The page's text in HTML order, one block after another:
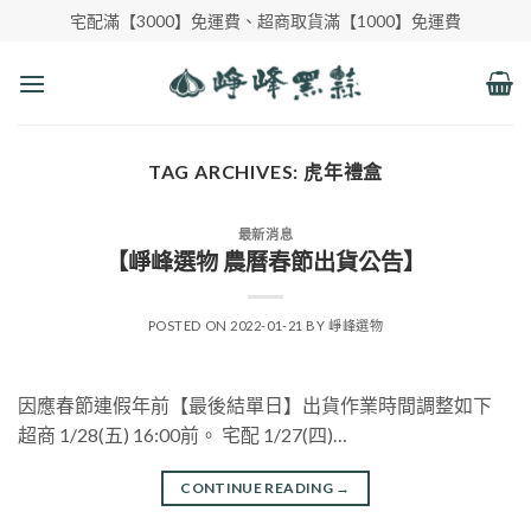
content
宅配滿【3000】免運費、超商取貨滿【1000】免運費
TAG ARCHIVES: 虎年禮盒
最新消息
【崢峰選物 農曆春節出貨公告】
POSTED ON 2022-01-21 BY崢峰選物
因應春節連假年前【最後結單日】出貨作業時間調整如下
超商 1/28(五) 16:00前。 宅配 1/27(四)…
CONTINUE READING →